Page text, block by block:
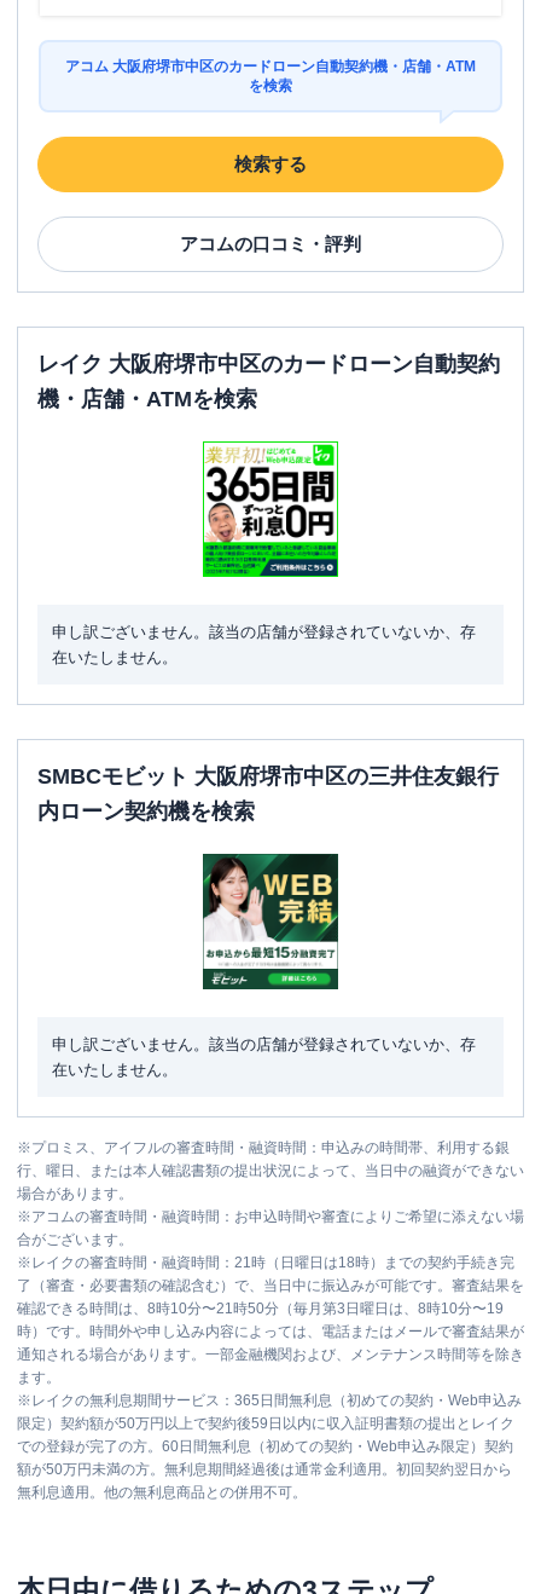
アコム 大阪府堺市中区のカードローン自動契約機・店舗・ATM
を検索
検索する
アコムの口コミ・評判
レイク 大阪府堺市中区のカードローン自動契約
機・店舗・ATMを検索
申し訳ございません。該当の店舗が登録されていないか、存
在いたしません。
SMBCモビット 大阪府堺市中区の三井住友銀行
内ローン契約機を検索
申し訳ございません。該当の店舗が登録されていないか、存
在いたしません。
※プロミス、アイフルの審査時間・融資時間：申込みの時間帯、利用する銀
行、曜日、または本人確認書類の提出状況によって、当日中の融資ができない
場合があります。
※アコムの審査時間・融資時間：お申込時間や審査によりご希望に添えない場
合がございます。
※ レイクの審査時間・融資時間：21時（日曜日は18時）までの契約手続き完
了（審査・必要書類の確認含む）で、当日中に振込みが可能です。審査結果を
確認できる時間は、8時10分〜21時50分（毎月第3日曜日は、8時10分〜19
時）です。時間外や申し込み内容によっては、電話またはメールで審査結果が
通知される場合があります。一部金融機関および、メンテナンス時間等を除き
ます。
※ レイクの無利息期間サービス：365日間無利息（初めての契約・Web申込み
限定）契約額が50万円以上で契約後59日以内に収入証明書類の提出とレイク
での登録が完了の方。60日間無利息（初めての契約・Web申込み限定）契約
額が50万円未満の方。無利息期間経過後は通常金利適用。初回契約翌日から
無利息適用。他の無利息商品との併用不可。